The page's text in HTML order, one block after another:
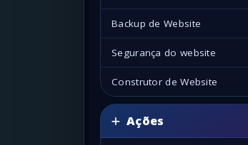
Backup de Website
Segurança do website
Construtor de Website
Ações